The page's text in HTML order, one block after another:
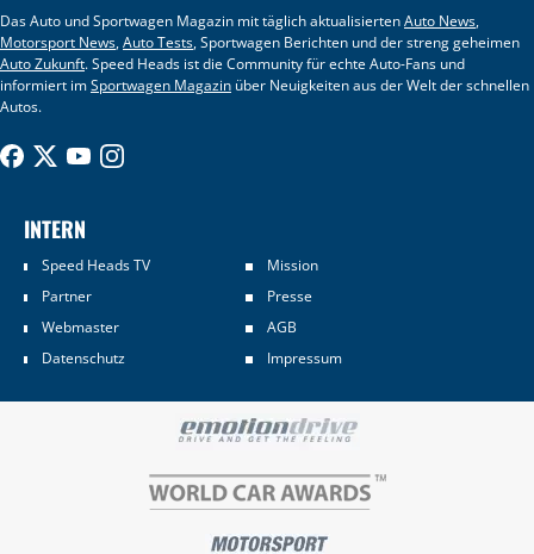
Das Auto und Sportwagen Magazin mit täglich aktualisiertenAuto News,
Motorsport News,Auto Tests, Sportwagen Berichten und der streng geheimen
Auto Zukunft. Speed Heads ist die Community für echte Auto-Fans und
informiert imSportwagen Magazin über Neuigkeiten aus der Welt der schnellen
Autos.
INTERN
Speed Heads TV
Mission
Partner
Presse
Webmaster
AGB
Datenschutz
Impressum